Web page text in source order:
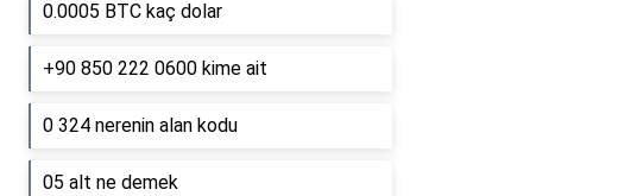
0.0005 BTC kaç dolar
+90 850 222 0600 kime ait
0 324 nerenin alan kodu
05 alt ne demek